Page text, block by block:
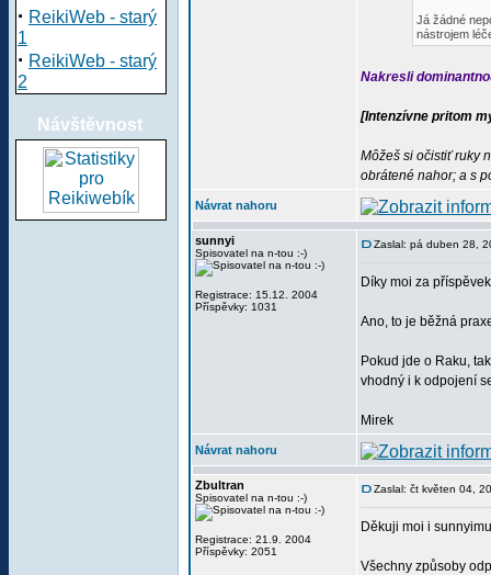
· ReikiWeb - starý
1
· ReikiWeb - starý
2
Návštěvnost
Já žádné
nástrojem
Nakresli
[Intenzívne pritom
Môžeš si očistiť ruky
obrátené nahor; a s
Návrat nahoru
sunnyi
Spisovatel na n-tou :-)
Registrace: 15.12. 2004
Příspěvky: 1031
Zaslal: pá duben 28,
Díky moi za
Ano, to je běžná
Pokud jde o Raku,
vhodný i k odpojení
Mirek
Návrat nahoru
Zbultran
Spisovatel na n-tou :-)
Registrace: 21.9. 2004
Příspěvky: 2051
Zaslal: čt květen 04,
Děkuji moi i
Všechny způsoby